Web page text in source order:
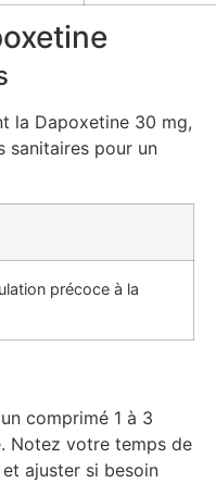
la Dapoxetine 30 mg,
sanitaires pour un
précoce à la
comprimé 1 à 3
Notez votre temps de
ajuster si besoin